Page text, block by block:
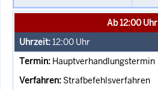
Ab 12:00 Uhr
12:00 Uhr
Hauptverhandlungstermin
Strafbefehlsverfahren